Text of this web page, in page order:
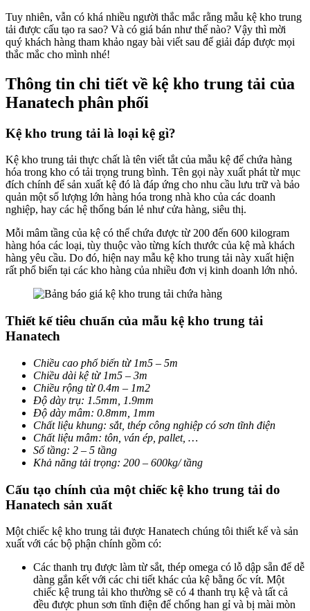
Tuy nhiên, vẫn có khá nhiều người thắc mắc rằng mẫu kệ kho trung
tải được cấu tạo ra sao? Và có giá bán như thế nào? Vậy thì mời
quý khách hàng tham khảo ngay bài viết sau để giải đáp được mọi
thắc mắc cho mình nhé!
Thông tin chi tiết về kệ kho trung tải của
Hanatech phân phối
Kệ kho trung tải là loại kệ gì?
Kệ kho trung tải thực chất là tên viết tắt của mẫu kệ để chứa hàng
hóa trong kho có tải trọng trung bình. Tên gọi này xuất phát từ mục
đích chính để sản xuất kệ đó là đáp ứng cho nhu cầu lưu trữ và bảo
quản một số lượng lớn hàng hóa trong nhà kho của các doanh
nghiệp, hay các hệ thống bán lẻ như cửa hàng, siêu thị.
Mỗi mâm tầng của kệ có thể chứa được từ 200 đến 600 kilogram
hàng hóa các loại, tùy thuộc vào từng kích thước của kệ mà khách
hàng yêu cầu. Do đó, hiện nay mẫu kệ kho trung tải này xuất hiện
rất phổ biến tại các kho hàng của nhiều đơn vị kinh doanh lớn nhỏ.
Thiết kế tiêu chuẩn của mẫu kệ kho trung tải
Hanatech
Chiều cao phổ biến từ 1m5 – 5m
Chiều dài kệ từ 1m5 – 3m
Chiều rộng từ 0.4m – 1m2
Độ dày trụ: 1.5mm, 1.9mm
Độ dày mâm: 0.8mm, 1mm
Chất liệu khung: sắt, thép công nghiệp có sơn tĩnh điện
Chất liệu mâm: tôn, ván ép, pallet, …
Số tầng: 2 – 5 tầng
Khả năng tải trọng: 200 – 600kg/ tầng
Cấu tạo chính của một chiếc kệ kho trung tải do
Hanatech sản xuất
Một chiếc kệ kho trung tải được Hanatech chúng tôi thiết kế và sản
xuất với các bộ phận chính gồm có:
Các thanh trụ được làm từ sắt, thép omega có lỗ dập sẵn để dễ
dàng gắn kết với các chi tiết khác của kệ bằng ốc vít. Một
chiếc kệ trung tải kho thường sẽ có 4 thanh trụ kệ và tất cả
đều được phun sơn tĩnh điện để chống han gỉ và bị mài mòn